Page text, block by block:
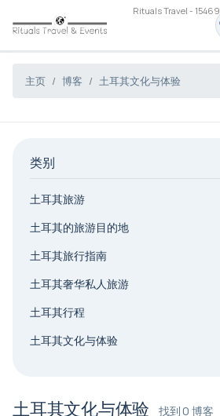
Rituals Travel - 15469
主页 博客 土耳其文化与体验
类别
土耳其旅游
土耳其的旅游目的地
土耳其旅行指南
土耳其奢华私人旅游
土耳其行程
土耳其文化与体验
土耳其文化与体验 找到 0 博客